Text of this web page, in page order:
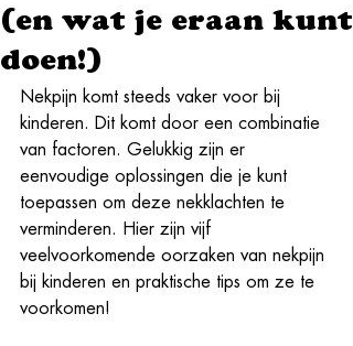
(en wat je eraan kunt
doen!)
Nekpijn komt steeds vaker voor bij
kinderen. Dit komt door een combinatie
van factoren. Gelukkig zijn er
eenvoudige oplossingen die je kunt
toepassen om deze nekklachten te
verminderen. Hier zijn vijf
veelvoorkomende oorzaken van nekpijn
bij kinderen en praktische tips om ze te
voorkomen!